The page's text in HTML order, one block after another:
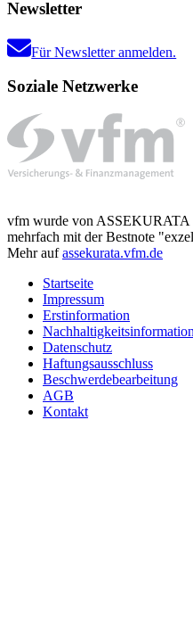
Newsletter
Für Newsletter anmelden.
Soziale Netzwerke
vfm wurde von ASSEKURATA
mehrfach mit der Bestnote
Mehr aufassekurata.vfm.de
Startseite
Impressum
Erstinformation
Nachhaltigkeitsinformation
Datenschutz
Haftungsausschluss
Beschwerdebearbeitung
AGB
Kontakt